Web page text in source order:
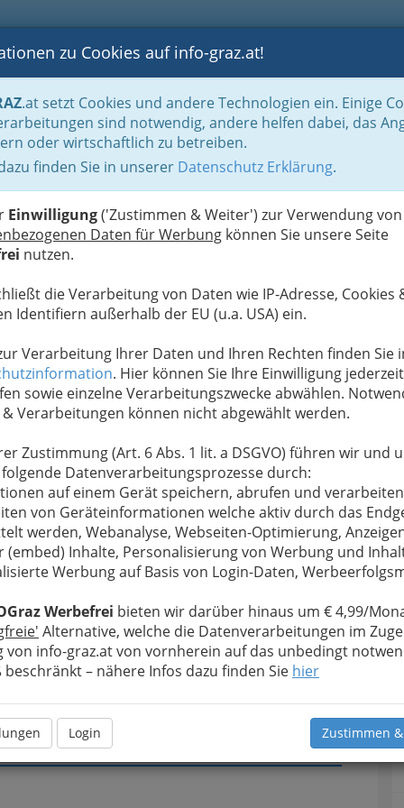
BLOGS FOTOS GASTRONOMIE BRANCHEN
zu Cookies auf info-graz.at!
.at setzt Cookies und andere Technologien ein. Einige
sind notwendig, andere helfen dabei, das
oder wirtschaftlich zu betreiben.
finden Sie in unserer Datenschutz Erklärung.
Einwilligung('Zustimmen & Weiter') zur Verwendung von
Daten für Werbung können Sie unsere Seite
nutzen.
die Verarbeitung von Daten wie IP-Adresse, Cookies
Identifiern außerhalb der EU (u.a. USA) ein.
Verarbeitung Ihrer Daten und Ihren Rechten finden Sie
. Hier können Sie Ihre Einwilligung jederzeit
sowie einzelne Verarbeitungszwecke abwählen.
& Verarbeitungen können nicht abgewählt werden.
Zustimmung (Art. 6 Abs. 1 lit. a DSGVO) führen wir und
Datenverarbeitungsprozesse durch:
auf einem Gerät speichern, abrufen und
von Geräteinformationen welche aktiv durch das
werden, Webanalyse, Webseiten-Optimierung,
(embed) Inhalte, Personalisierung von Werbung und
Werbung auf Basis von Login-Daten,
Werbefrei bieten wir darüber hinaus um € 4,99/
Alternative, welche die Datenverarbeitungen im
von info-graz.at von vornherein auf das unbedingt
beschränkt – nähere Infos dazu finden Sie hier
Login Zustimmen
& Alternatives Osteopathie
bewahren, verwenden wir an dieser Stelle zur
Ihre Nachricht wird nach dem Absenden
Eva Krasser weitergeleitet.
Meine Nachricht
Meine Nachricht senden